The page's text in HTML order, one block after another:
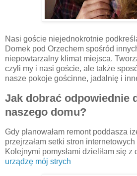
Nasi goście niejednokrotnie
Domek pod Orzechem spośród
niepowtarzalny klimat miejsca.
czyli my i nasi goście, ale także
nasze pokoje gościnne, jadalnię i
Jak dobrać odpowiednie
naszego domu?
Gdy planowałam remont poddasza
przejrzałam setki stron
Kolejnymi pomysłami dzieliłam się z
urządzę mój strych